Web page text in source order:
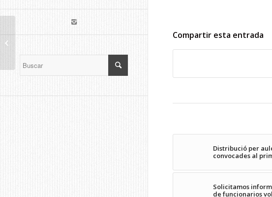
Compartir esta entrada
Distribució per
convocades al
Solicitamos
de funcionarios